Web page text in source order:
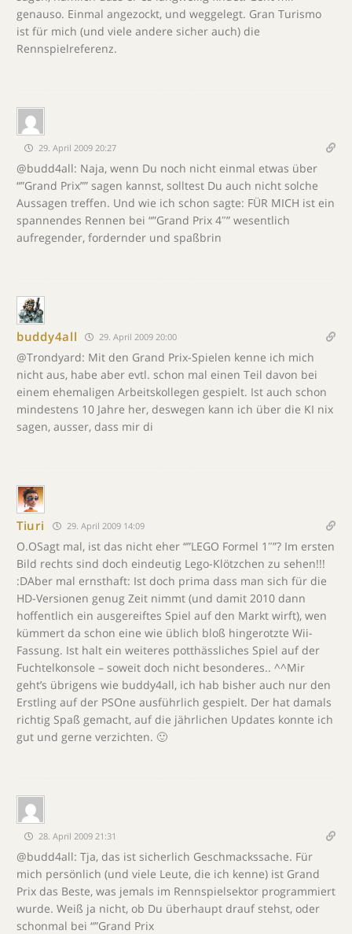
genauso. Einmal angezockt, und weggelegt. Gran Turismo
ist für mich (und viele andere sicher auch) die
Rennspielreferenz.
29. April 2009 20:27
@budd4all: Naja, wenn Du noch nicht einmal etwas über
“”Grand Prix”” sagen kannst, solltest Du auch nicht solche
Aussagen treffen. Und wie ich schon sagte: FÜR MICH ist ein
spannendes Rennen bei “”Grand Prix 4″” wesentlich
aufregender, fordernder und spaßbrin
buddy4all 29. April 2009 20:00
@Trondyard: Mit den Grand Prix-Spielen kenne ich mich
nicht aus, habe aber evtl. schon mal einen Teil davon bei
einem ehemaligen Arbeitskollegen gespielt. Ist auch schon
mindestens 10 Jahre her, deswegen kann ich über die KI nix
sagen, ausser, dass mir di
Tiuri 29. April 2009 14:09
O.OSagt mal, ist das nicht eher “”LEGO Formel 1″”? Im ersten
Bild rechts sind doch eindeutig Lego-Klötzchen zu sehen!!!
:DAber mal ernsthaft: Ist doch prima dass man sich für die
HD-Versionen genug Zeit nimmt (und damit 2010 dann
hoffentlich ein ausgereiftes Spiel auf den Markt wirft), wen
kümmert da schon eine wie üblich bloß hingerotzte Wii-
Fassung. Ist halt ein weiteres potthässliches Spiel auf der
Fuchtelkonsole – soweit doch nicht besonderes.. ^^Mir
geht’s übrigens wie buddy4all, ich hab bisher auch nur den
Erstling auf der PSOne ausführlich gespielt. Der hat damals
richtig Spaß gemacht, auf die jährlichen Updates konnte ich
gut und gerne verzichten. 🙂
28. April 2009 21:31
@budd4all: Tja, das ist sicherlich Geschmackssache. Für
mich persönlich (und viele Leute, die ich kenne) ist Grand
Prix das Beste, was jemals im Rennspielsektor programmiert
wurde. Weiß ja nicht, ob Du überhaupt drauf stehst, oder
schonmal bei “”Grand Prix